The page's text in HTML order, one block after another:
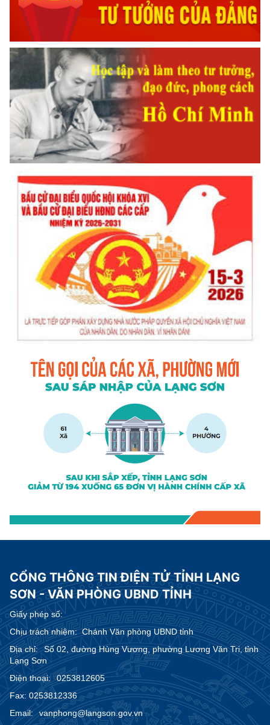
CỔNG THÔNG TIN ĐIỆN TỬ TỈNH LẠNG
SƠN - VĂN PHÒNG UBND TỈNH
Giấy phép số:
Chịu trách nhiệm:Chánh Văn phòng UBND tỉnh
Địa chỉ:
Số 02, đường Hùng Vương, phường Lương Văn Tri, tỉnh
Lạng Sơn
Điện thoại:
0253812605
Fax: 0253812336
Email:
vanphong@langson.gov.vn